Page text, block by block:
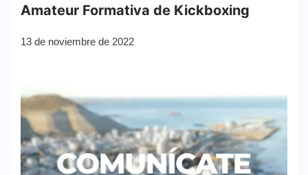
Amateur Formativa de Kickboxing
13 de noviembre de 2022